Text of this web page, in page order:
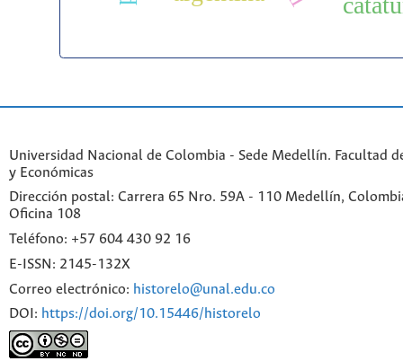
Universidad Nacional de Colombia - Sede Medellín. Facultad
y Económicas
Dirección postal: Carrera 65 Nro. 59A - 110 Medellín,
Oficina 108
Teléfono: +57 604 430 92 16
E-ISSN: 2145-132X
Correo electrónico: historelo@unal.edu.co
DOI: https://doi.org/10.15446/historelo